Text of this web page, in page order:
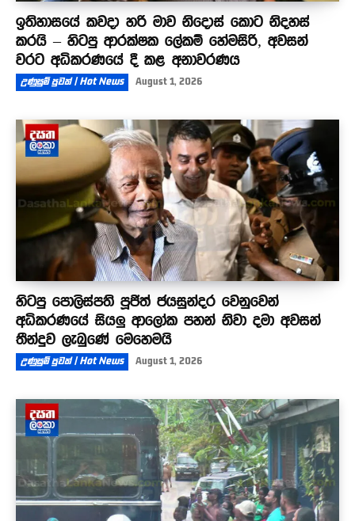
ඉතිහාසයේ කවදා හරි මාව නිදොස් කොට නිදහස්
කරයි – හිටපු ආරක්ෂක ලේකම් හේමසිරි, අවසන්
වරට අධිකරණයේ දී කළ අනාවරණය
උණුසුම් පුවත් | Hot News August 1, 2026
හිටපු පොලිස්පති පූජිත් ජයසුන්දර වෙනුවෙන්
අධිකරණයේ සියලු ආලෝක පහන් නිවා දමා අවසන්
තීන්දුව ලැබුණේ මෙහෙමයි
උණුසුම් පුවත් | Hot News August 1, 2026